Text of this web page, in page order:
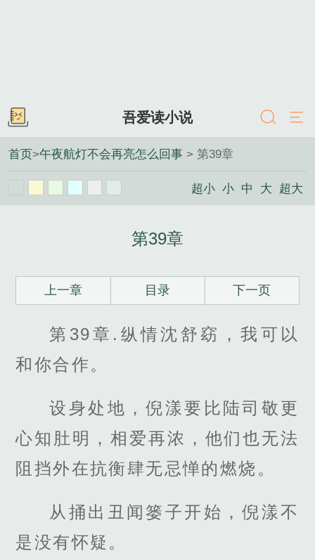
吾爱读小说
首页>午夜航灯不会再亮怎么回事 > 第39章
超小 小 中 大 超大
第39章
上一章 目录 下一页
第39章.纵情沈舒窈，我可以
和你合作。
设身处地，倪漾要比陆司敬更
心知肚明，相爱再浓，他们也无法
阻挡外在抗衡肆无忌惮的燃烧。
从捅出丑闻篓子开始，倪漾不
是没有怀疑。